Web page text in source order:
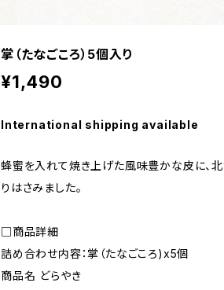
掌（たなごころ）5個入り
¥1,490
International shipping available
蜂蜜を入れて焼き上げた風味豊かな皮に、
りはさみました。
□商品詳細
詰め合わせ内容：掌（たなごころ)x5個
商品名 どらやき